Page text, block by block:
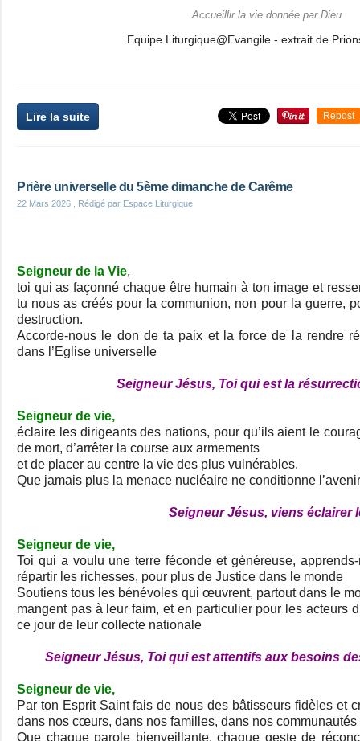
Accueillir la vie donnée par Dieu
Equipe Liturgique@Evangile - extrait de
Lire la suite Repost
Prière universelle du 5ème dimanche de Carême
22 Mars 2026 , Rédigé par Espace Liturgique
Seigneur de la Vie,
toi qui as façonné chaque être humain à ton image et
tu nous as créés pour la communion, non pour la guerre,
destruction.
Accorde-nous le don de ta paix et la force de la rendre
dans l’Eglise universelle
Seigneur Jésus, Toi qui est la
Seigneur de vie,
éclaire les dirigeants des nations, pour qu’ils aient le
de mort, d’arrêter la course aux armements
et de placer au centre la vie des plus vulnérables.
Que jamais plus la menace nucléaire ne conditionne
Seigneur Jésus, viens éclairer
Seigneur de vie,
Toi qui a voulu une terre féconde et généreuse,
répartir les richesses, pour plus de Justice dans le monde
Soutiens tous les bénévoles qui œuvrent, partout dans le
mangent pas à leur faim, et en particulier pour les acteurs
ce jour de leur collecte nationale
Seigneur Jésus, Toi qui est attentifs aux besoins
Seigneur de vie,
Par ton Esprit Saint fais de nous des bâtisseurs fidèles et
dans nos cœurs, dans nos familles, dans nos
Que chaque parole bienveillante, chaque geste de